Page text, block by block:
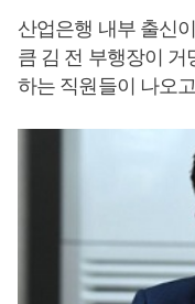
산업은행 내부 출신
큼 김 전 부행장이 거
하는 직원들이 나오